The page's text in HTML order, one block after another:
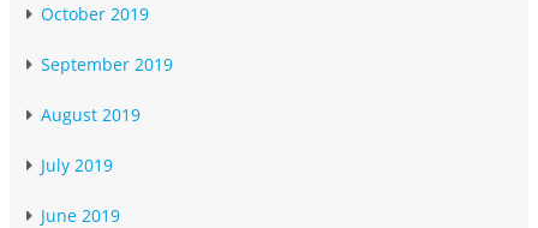
October 2019
September 2019
August 2019
July 2019
June 2019